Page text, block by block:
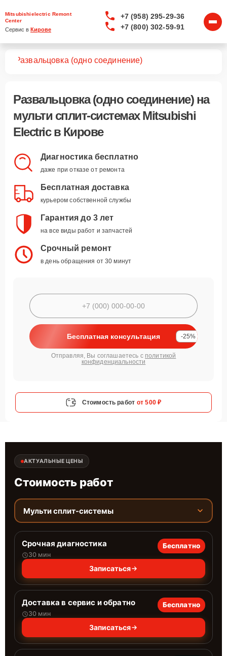
Mitsubishielectric Remont
Center
Сервис в Кирове
+7 (958) 295-29-36
+7 (800) 302-59-91
Развальцовка (одно соединение)
Развальцовка (одно соединение)на
мульти сплит-системах Mitsubishi
Electric в Кирове
Диагностика бесплатно
даже при отказе от ремонта
Бесплатная доставка
курьером собственной службы
Гарантия до 3 лет
на все виды работ и запчастей
Срочный ремонт
в день обращения от 30 минут
Бесплатная консультация -25%
Отправляя, Вы соглашаетесь с политикой
конфиденциальности
Стоимость работ от 500 ₽
АКТУАЛЬНЫЕ ЦЕНЫ
Стоимость работ
Мульти сплит-системы
Срочная диагностика
30 мин
Бесплатно
Записаться
Доставка в сервис и обратно
30 мин
Бесплатно
Записаться